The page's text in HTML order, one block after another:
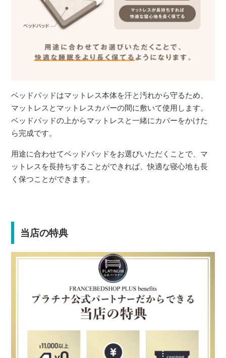
ベッドパッドはマットレス本体を汗と汚れから守るため、
マットレスとマットレスカバーの間に敷いて使用します。
ベッドパッドの上からマットレスと一緒にカバーをかけた
ら完成です。
用途に合わせてベッドパッドをお選びいただくことで、マ
ットレスを長持ちすることができれば、快適な寝心地も長
く保つことができます。
当店の特典